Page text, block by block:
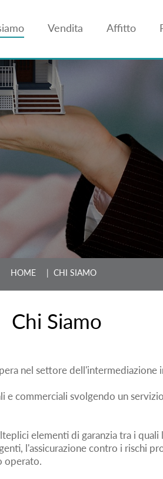
Vendita Affitto
HOME | CHI SIAMO
Chi Siamo
nel settore
commerciali svolgendo un
elementi di garanzia tra i quali
l'assicurazione contro i rischi
operato.